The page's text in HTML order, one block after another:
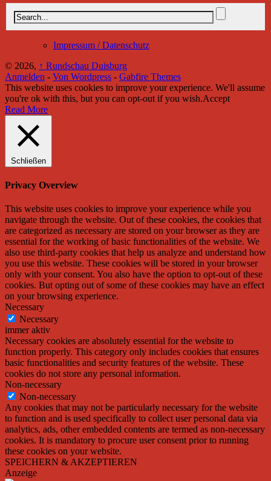
Impressum / Datenschutz
© 2026, ↑ Rundschau Duisburg
Anmelden - Von Wordpress - Gabfire Themes
This website uses cookies to improve your experience. We'll assume
you're ok with this, but you can opt-out if you wish.Accept
Read More
Schließen
Privacy Overview
This website uses cookies to improve your experience while you
navigate through the website. Out of these cookies, the cookies that
are categorized as necessary are stored on your browser as they are
essential for the working of basic functionalities of the website. We
also use third-party cookies that help us analyze and understand how
you use this website. These cookies will be stored in your browser
only with your consent. You also have the option to opt-out of these
cookies. But opting out of some of these cookies may have an effect
on your browsing experience.
Necessary
Necessary
immer aktiv
Necessary cookies are absolutely essential for the website to
function properly. This category only includes cookies that ensures
basic functionalities and security features of the website. These
cookies do not store any personal information.
Non-necessary
Non-necessary
Any cookies that may not be particularly necessary for the website
to function and is used specifically to collect user personal data via
analytics, ads, other embedded contents are termed as non-necessary
cookies. It is mandatory to procure user consent prior to running
these cookies on your website.
SPEICHERN & AKZEPTIEREN
Anzeige